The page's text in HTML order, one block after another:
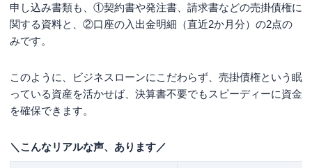
申し込み書類も、①契約書や発注書、請求書などの売掛債権に
関する資料と、②口座の入出金明細（直近2か月分）の2点の
みです。
このように、ビジネスローンにこだわらず、売掛債権という眠
っている資産を活かせば、決算書不要でもスピーディーに資金
を確保できます。
＼こんなリアルな声、あります／